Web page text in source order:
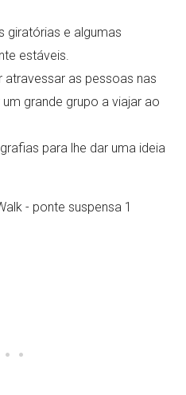
giratórias e algumas
estáveis.
as pessoas nas
grande grupo a viajar ao
para lhe dar uma ideia